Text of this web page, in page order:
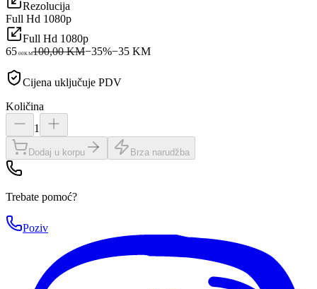
Rezolucija
Full Hd 1080p
Full Hd 1080p
65 00KM100,00 KM−35%−35KM
Cijena uključuje PDV
Količina
1
Dodaj u korpu Brza narudžba
Trebate pomoć?
Poziv